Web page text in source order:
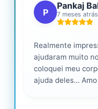
P
Pankaj
7 meses atrás
Realmente
ajudaram muito
coloquei meu
ajuda deles...